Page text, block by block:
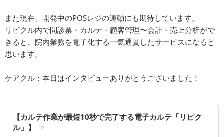
また現在、開発中のPOSレジの連動にも期待しています。
リピクル内で問診票・カルテ・顧客管理〜会計・売上分析がで
きると、院内業務を電子化する一気通貫したサービスになると
思います。
ケアクル：本日はインタビューありがとうございました！
【カルテ作業が最短10秒で完了する電子カルテ「リピク
ル」】